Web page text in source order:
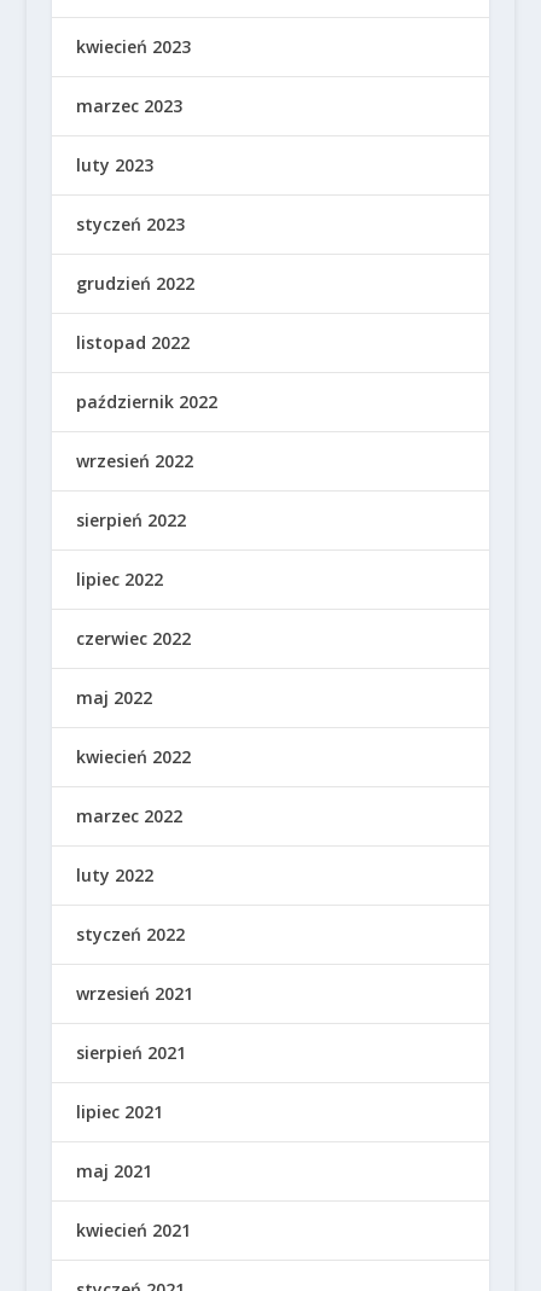
kwiecień 2023
marzec 2023
luty 2023
styczeń 2023
grudzień 2022
listopad 2022
październik 2022
wrzesień 2022
sierpień 2022
lipiec 2022
czerwiec 2022
maj 2022
kwiecień 2022
marzec 2022
luty 2022
styczeń 2022
wrzesień 2021
sierpień 2021
lipiec 2021
maj 2021
kwiecień 2021